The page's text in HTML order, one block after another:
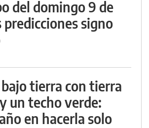
del domingo 9 de
predicciones signo
bajo tierra con tierra
un techo verde:
en hacerla solo